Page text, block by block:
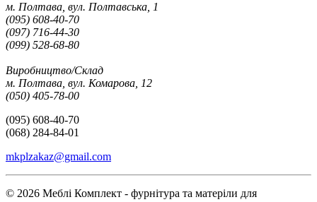
м. Полтава, вул. Полтавська, 1
(095) 608-40-70
(097) 716-44-30
(099) 528-68-80
Виробництво/Склад
м. Полтава, вул. Комарова, 12
(050) 405-78-00
(095) 608-40-70
(068) 284-84-01
mkplzakaz@gmail.com
© 2026 Меблі Комплект - фурнітура та матеріли для